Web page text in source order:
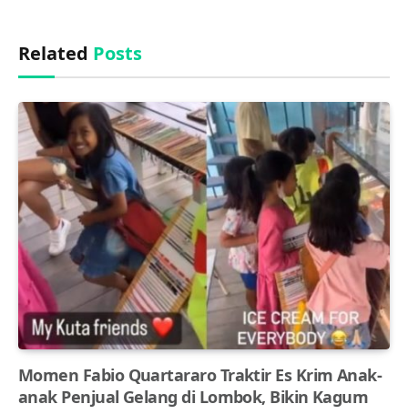
Related Posts
Momen Fabio Quartararo Traktir Es Krim Anak-
anak Penjual Gelang di Lombok, Bikin Kagum